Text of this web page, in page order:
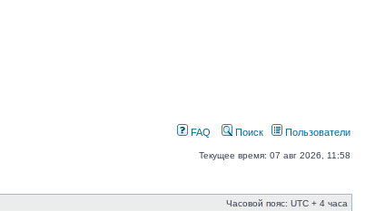
FAQ Поиск Пользователи
Текущее время: 07 авг 2026, 11:58
Часовой пояс: UTC + 4 часа